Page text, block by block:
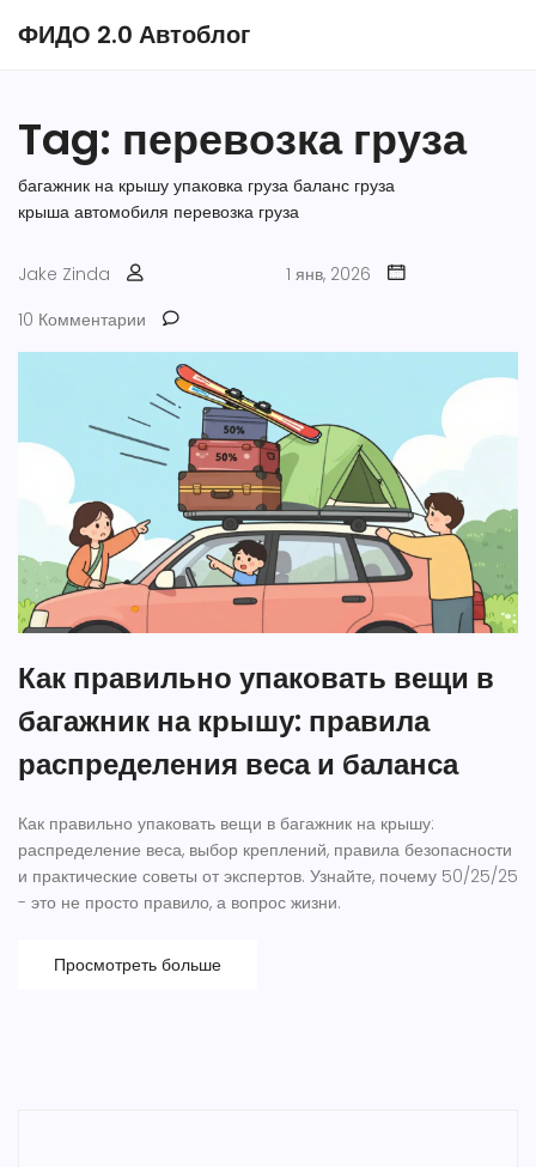
ФИДО 2.0 Автоблог
Tag: перевозка груза
багажник на крышу упаковка груза баланс груза
крыша автомобиля перевозка груза
Jake Zinda
1 янв, 2026
10 Комментарии
Как правильно упаковать вещи в
багажник на крышу: правила
распределения веса и баланса
Как правильно упаковать вещи в багажник на крышу:
распределение веса, выбор креплений, правила безопасности
и практические советы от экспертов. Узнайте, почему 50/25/25
- это не просто правило, а вопрос жизни.
Просмотреть больше